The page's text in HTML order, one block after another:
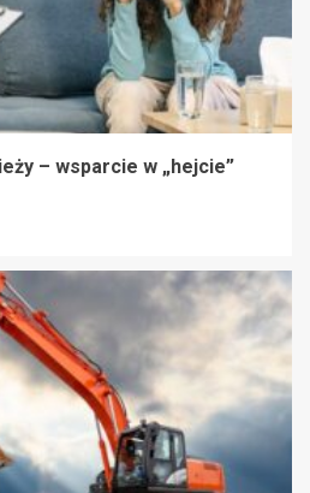
– wsparcie w „hejcie”